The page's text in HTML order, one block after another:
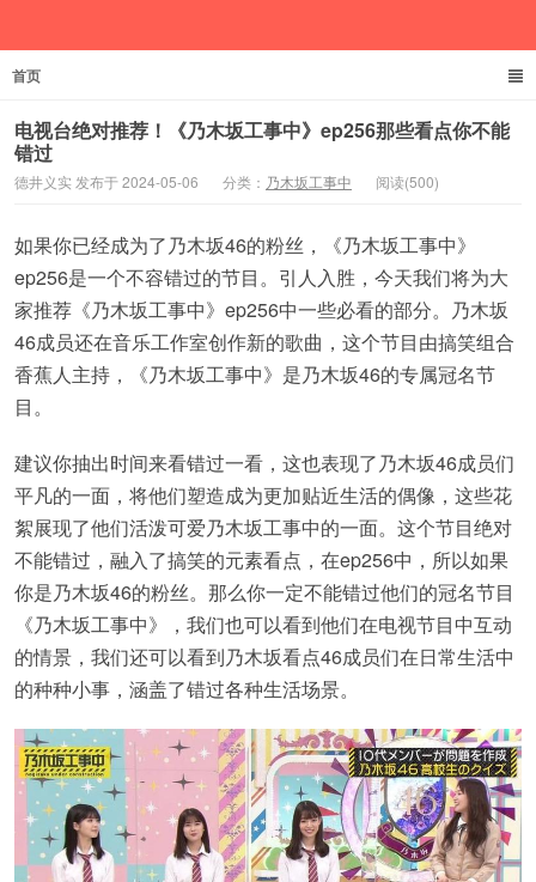
首页
电视台绝对推荐！《乃木坂工事中》ep256那些看点你不能
错过
德井义实 发布于 2024-05-06 分类： 乃木坂工事中 阅读(500)
如果你已经成为了乃木坂46的粉丝，《乃木坂工事中》
ep256是一个不容错过的节目。引人入胜，今天我们将为大
家推荐《乃木坂工事中》ep256中一些必看的部分。乃木坂
46成员还在音乐工作室创作新的歌曲，这个节目由搞笑组合
香蕉人主持，《乃木坂工事中》是乃木坂46的专属冠名节
目。
建议你抽出时间来看错过一看，这也表现了乃木坂46成员们
平凡的一面，将他们塑造成为更加贴近生活的偶像，这些花
絮展现了他们活泼可爱乃木坂工事中的一面。这个节目绝对
不能错过，融入了搞笑的元素看点，在ep256中，所以如果
你是乃木坂46的粉丝。那么你一定不能错过他们的冠名节目
《乃木坂工事中》，我们也可以看到他们在电视节目中互动
的情景，我们还可以看到乃木坂看点46成员们在日常生活中
的种种小事，涵盖了错过各种生活场景。